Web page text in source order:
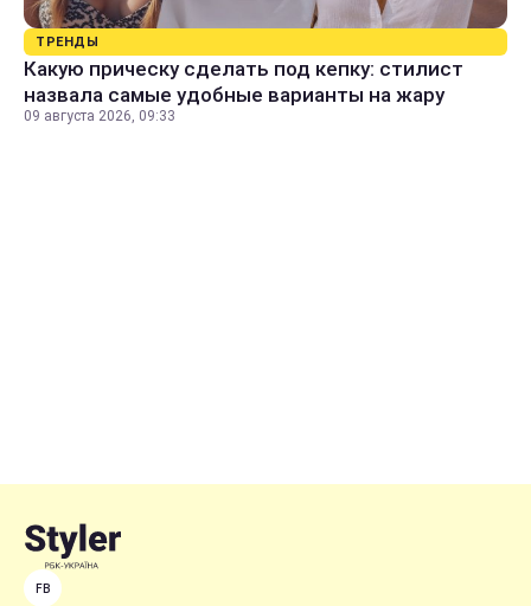
ТРЕНДЫ
Какую прическу сделать под кепку: стилист
назвала самые удобные варианты на жару
09 августа 2026, 09:33
FB